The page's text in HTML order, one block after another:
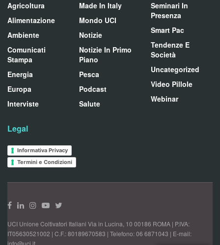
Agricoltura
Alimentazione
Ambiente
Comunicati
Stampa
Energia
Europa
Interviste
Made In Italy
Mondo UCI
Notizie
Notizie In Primo
Piano
Pesca
Podcast
Salute
Seminari In
Presenza
Smart Pac
Tendenze E
Società
Uncategorized
Video Pillole
Webinar
Legal
Informativa Privacy
Termini e Condizioni
UCI Unione Coltivatori Italiani Via in Lucina, 10 00186 ROMA | P.IVA:
IT05630521002 | C.F.: 80189670583 | Telefono: 06 6871043 | E-mail:
info@uci.it